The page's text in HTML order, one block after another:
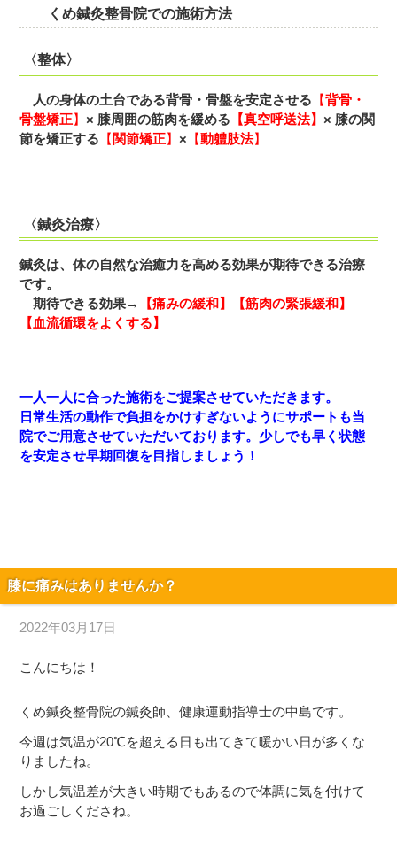
くめ鍼灸整骨院での施術方法
〈整体〉
人の身体の土台である背骨・骨盤を安定させる 【背骨・
骨盤矯正】 × 膝周囲の筋肉を緩める 【真空呼送法】 × 膝の関
節を矯正する 【 関節矯正】 × 【動軆肢法】
〈鍼灸治療〉
鍼灸は、体の自然な治癒力を高める効果が期待できる治療
です。
期待できる効果→
【痛みの緩和】【筋肉の緊張緩和】
【血流循環をよくする】
一人一人に合った施術をご提案させていただきます。
日常生活の動作で負担をかけすぎないようにサポートも当
院でご用意させていただいております。少しでも早く状態
を安定させ早期回復を目指しましょう！
膝に痛みはありませんか？
2022年03月17日
こんにちは！
くめ鍼灸整骨院の鍼灸師、健康運動指導士の中島です。
今週は気温が20℃を超える日も出てきて暖かい日が多くな
りましたね。
しかし気温差が大きい時期でもあるので体調に気を付けて
お過ごしくださね。